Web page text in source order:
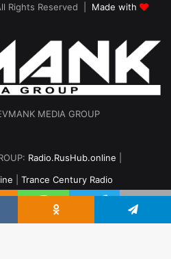
Rights Reserved | Made with
MEDIA GROUP
Radio.RusHub.online
Trance Century Radio
vk.comOdnoklassniki
Telegram
Odnoklassniki Telegram